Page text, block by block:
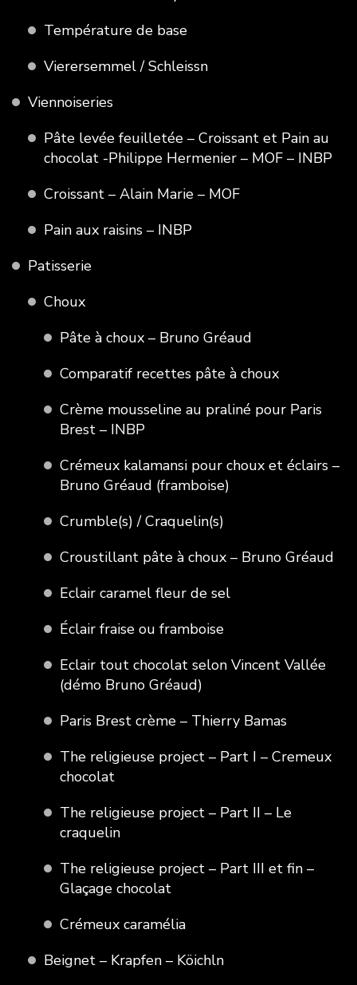
Température de base
Vierersemmel / Schleissn
Viennoiseries
Pâte levée feuilletée – Croissant et Pain au
chocolat -Philippe Hermenier – MOF – INBP
Croissant – Alain Marie – MOF
Pain aux raisins – INBP
Patisserie
Choux
Pâte à choux – Bruno Gréaud
Comparatif recettes pâte à choux
Crème mousseline au praliné pour Paris
Brest – INBP
Crémeux kalamansi pour choux et éclairs –
Bruno Gréaud (framboise)
Crumble(s) / Craquelin(s)
Croustillant pâte à choux – Bruno Gréaud
Eclair caramel fleur de sel
Éclair fraise ou framboise
Eclair tout chocolat selon Vincent Vallée
(démo Bruno Gréaud)
Paris Brest crème – Thierry Bamas
The religieuse project – Part I – Cremeux
chocolat
The religieuse project – Part II – Le
craquelin
The religieuse project – Part III et fin –
Glaçage chocolat
Crémeux caramélia
Beignet – Krapfen – Köichln